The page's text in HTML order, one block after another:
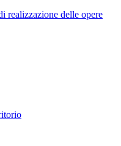
realizzazione delle opere